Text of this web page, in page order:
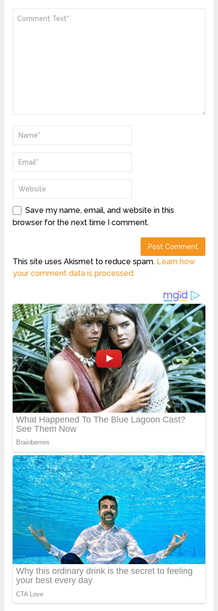
Save my name, email, and website in this
browser for the next time I comment.
This site uses Akismet to reduce spam. Learn how
your comment data is processed.